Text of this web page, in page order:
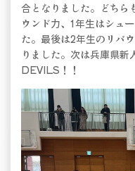
合となりました。どちら
ウンド力、1年生はシュ
た。最後は2年生のリバ
りました。次は兵庫県
DEVILS！！